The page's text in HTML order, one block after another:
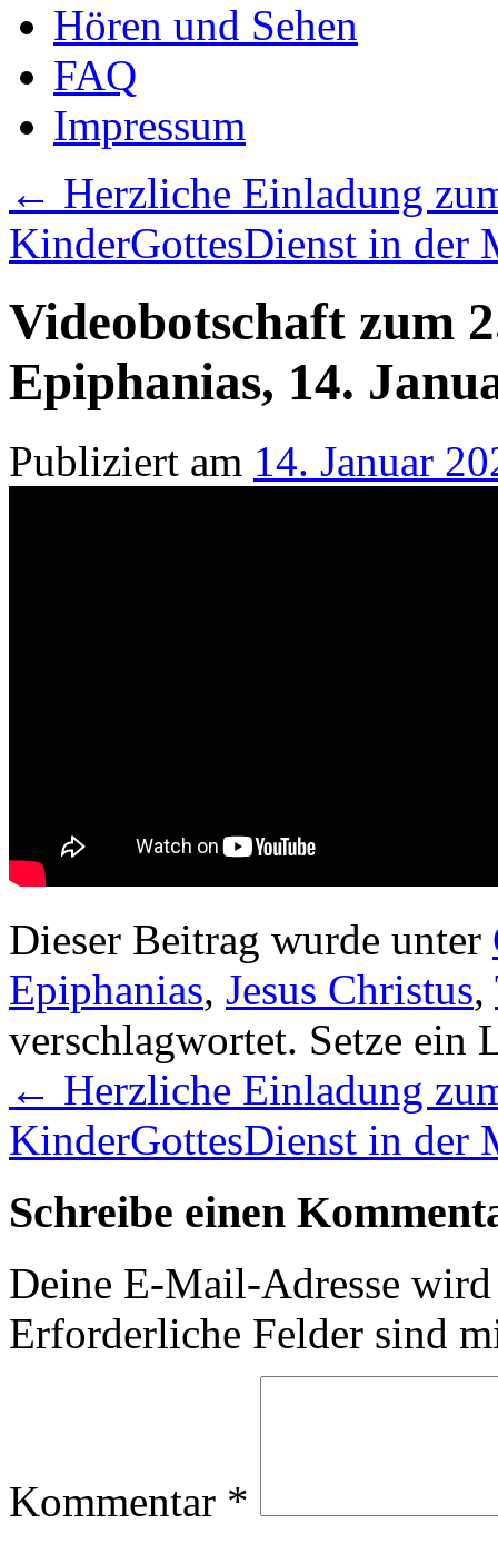
Hören und Sehen
FAQ
Impressum
← Herzliche Einladung
KinderGottesDienst in der
Videobotschaft zum
Epiphanias, 14.
Publiziert am 14. Januar
Dieser Beitrag wurde unter
Epiphanias, Jesus Christus,
verschlagwortet. Setze ein
← Herzliche Einladung
KinderGottesDienst in der
Schreibe einen
Deine E-Mail-Adresse
Erforderliche Felder sind
Kommentar *